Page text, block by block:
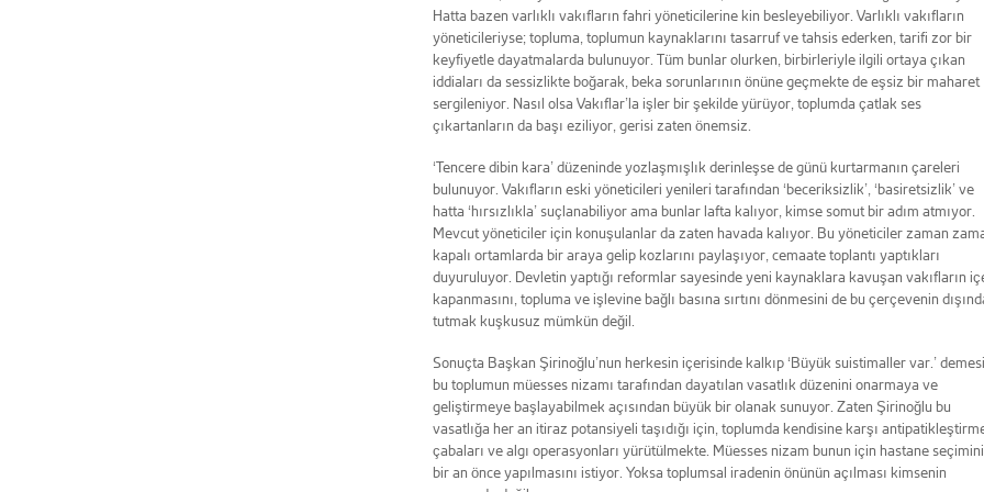
Hatta bazen varlıklı vakıfların fahri yöneticilerine kin besleyebiliyor. Varlıklı vakıfların
yöneticileriyse; topluma, toplumun kaynaklarını tasarruf ve tahsis ederken, tarifi zor bir
keyfiyetle dayatmalarda bulunuyor. Tüm bunlar olurken, birbirleriyle ilgili ortaya çıkan
iddiaları da sessizlikte boğarak, beka sorunlarının önüne geçmekte de eşsiz bir maharet
sergileniyor. Nasıl olsa Vakıflar’la işler bir şekilde yürüyor, toplumda çatlak ses
çıkartanların da başı eziliyor, gerisi zaten önemsiz.
‘Tencere dibin kara’ düzeninde yozlaşmışlık derinleşse de günü kurtarmanın çareleri
bulunuyor. Vakıfların eski yöneticileri yenileri tarafından ‘beceriksizlik’, ‘basiretsizlik’ ve
hatta ‘hırsızlıkla’ suçlanabiliyor ama bunlar lafta kalıyor, kimse somut bir adım atmıyor.
Mevcut yöneticiler için konuşulanlar da zaten havada kalıyor. Bu yöneticiler zaman
kapalı ortamlarda bir araya gelip kozlarını paylaşıyor, cemaate toplantı yaptıkları
duyuruluyor. Devletin yaptığı reformlar sayesinde yeni kaynaklara kavuşan vakıfların
kapanmasını, topluma ve işlevine bağlı basına sırtını dönmesini de bu çerçevenin
tutmak kuşkusuz mümkün değil.
Sonuçta Başkan Şirinoğlu’nun herkesin içerisinde kalkıp ‘Büyük suistimaller var.’
bu toplumun müesses nizamı tarafından dayatılan vasatlık düzenini onarmaya ve
geliştirmeye başlayabilmek açısından büyük bir olanak sunuyor. Zaten Şirinoğlu bu
vasatlığa her an itiraz potansiyeli taşıdığı için, toplumda kendisine karşı
çabaları ve algı operasyonları yürütülmekte. Müesses nizam bunun için hastane
bir an önce yapılmasını istiyor. Yoksa toplumsal iradenin önünün açılması kimsenin